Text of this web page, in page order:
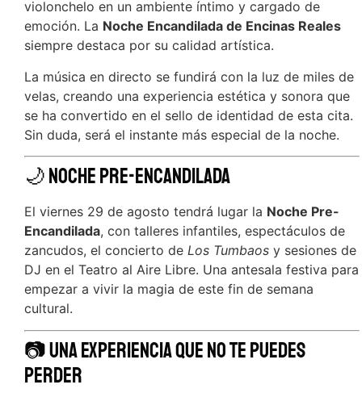
violonchelo en un ambiente íntimo y cargado de
emoción. La Noche Encandilada de Encinas Reales
siempre destaca por su calidad artística.
La música en directo se fundirá con la luz de miles de
velas, creando una experiencia estética y sonora que
se ha convertido en el sello de identidad de esta cita.
Sin duda, será el instante más especial de la noche.
🌙 Noche Pre-Encandilada
El viernes 29 de agosto tendrá lugar la Noche Pre-
Encandilada, con talleres infantiles, espectáculos de
zancudos, el concierto de Los Tumbaos y sesiones de
DJ en el Teatro al Aire Libre. Una antesala festiva para
empezar a vivir la magia de este fin de semana
cultural.
📷 Una experiencia que no te puedes
perder